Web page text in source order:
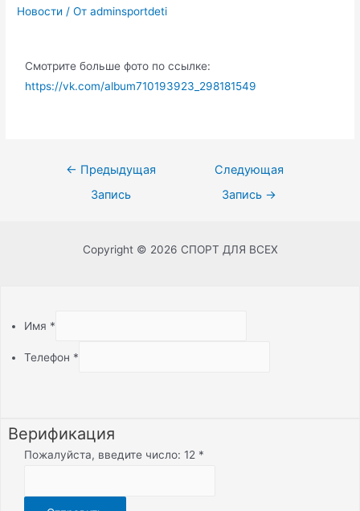
Новости / От adminsportdeti
Смотрите больше фото по ссылке:
https://vk.com/album710193923_298181549
← Предыдущая
Запись
Следующая
Запись →
Copyright © 2026 СПОРТ ДЛЯ ВСЕХ
Имя *
Телефон *
Верификация
Пожалуйста, введите число: 12 *